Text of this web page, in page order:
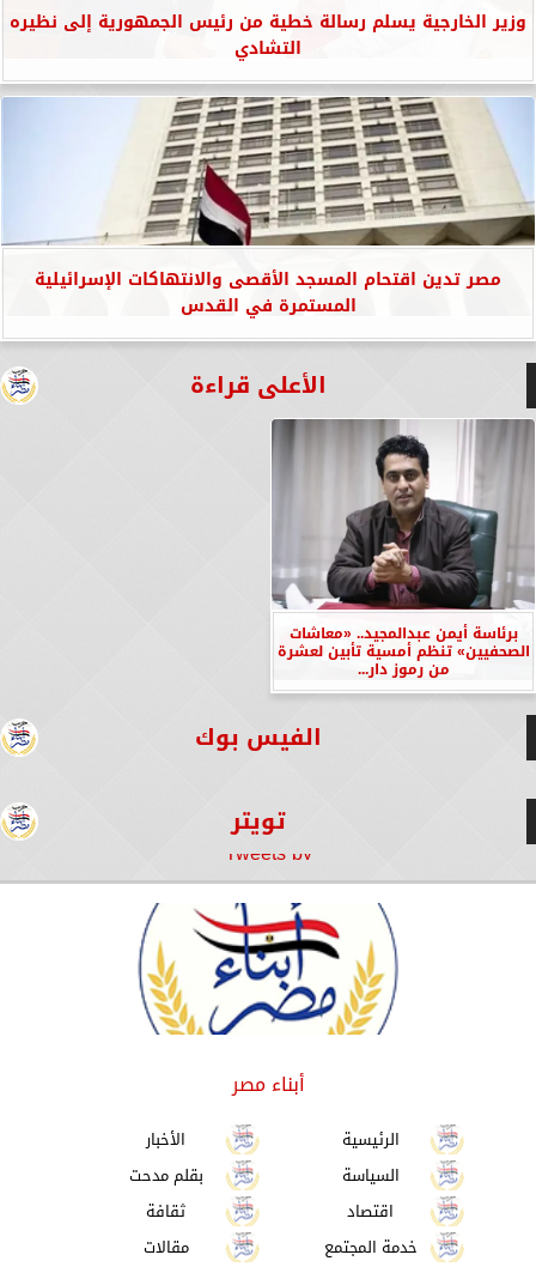
وزير الخارجية يسلم رسالة خطية من رئيس الجمهورية إلى نظيره
التشادي
مصر تدين اقتحام المسجد الأقصى والانتهاكات الإسرائيلية
المستمرة في القدس
الأعلى قراءة
برئاسة أيمن عبدالمجيد.. «معاشات
الصحفيين» تنظم أمسية تأبين لعشرة
من رموز دار...
الفيس بوك
تويتر
Tweets by
أبناء مصر
الرئيسية
الأخبار
السياسة
بقلم مدحت
اقتصاد
ثقافة
خدمة المجتمع
مقالات